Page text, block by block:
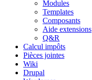
Modules
Templates
Composants
Aide extensions
Q&R
Calcul impôts
Pièces jointes
Wiki
Drupal